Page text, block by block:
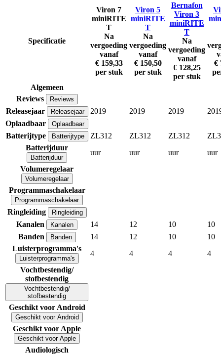
Specificatie
Viron 7
miniRITE
T
Na
vergoeding
vanaf
€ 159,33
per stuk
Viron 5
miniRITE
T
Na
vergoeding
vanaf
€ 150,50
per stuk
Bernafon
Viron 3
miniRITE
T
Na
vergoeding
vanaf
€ 128,25
per stuk
€
Algemeen
Reviews
Reviews
Releasejaar Releasejaar 2019 2019 2019
Oplaadbaar
Oplaadbaar
Batterijtype Batterijtype ZL312 ZL312 ZL312
Batterijduur
Batterijduur
uur uur uur
uur
Volumeregelaar
Volumeregelaar
Programmaschakelaar
Programmaschakelaar
Ringleiding Ringleiding
Kanalen Kanalen 14 12 10
10
Banden
Banden 14 12 10
10
Luisterprogramma's
Luisterprogramma's
4 4 4
4
Vochtbestendig/
stofbestendig
Vochtbestendig/
stofbestendig
Geschikt voor Android
Geschikt voor Android
Geschikt voor Apple
Geschikt voor Apple
Audiologisch